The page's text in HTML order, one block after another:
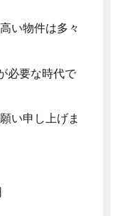
い物件は多々
必要な時代で
い申し上げま